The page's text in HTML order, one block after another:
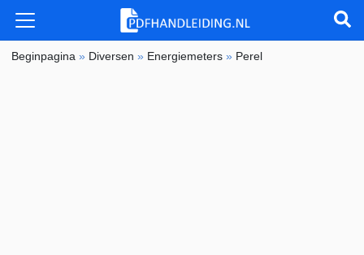
Beginpagina » Diversen » Energiemeters » Perel